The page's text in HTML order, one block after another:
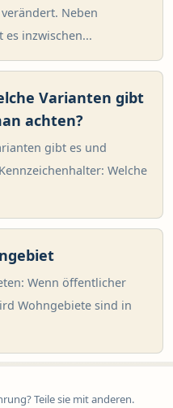
Neben
es inzwischen...
Varianten gibt
achten?
gibt es und
Welche
Wenn öffentlicher
Wohngebiete sind in
Teile sie mit anderen.